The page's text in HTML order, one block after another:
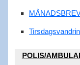
POLIS/